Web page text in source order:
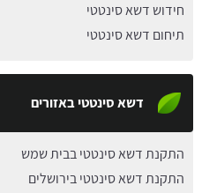
חידוש דשא סינטטי
תיחום דשא סינטטי
דשא סינטטי באזורים
התקנת דשא סינטטי בבית שמש
התקנת דשא סינטטי בירושלים